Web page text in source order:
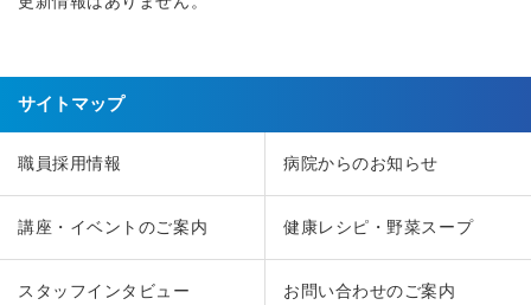
サイトマップ
職員採用情報 病院からのお知らせ
講座・イベントのご案内 健康レシピ・野菜スープ
スタッフインタビュー お問い合わせのご案内